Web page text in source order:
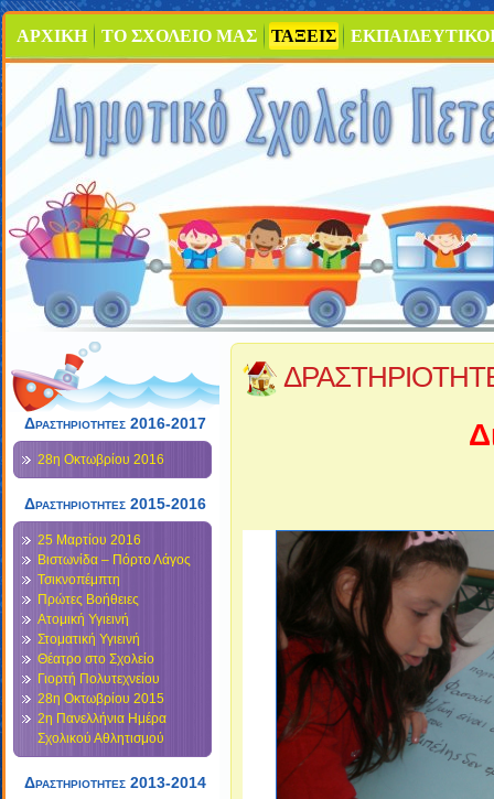
ΑΡΧΙΚΗ ΤΟ ΣΧΟΛΕΙΟ ΜΑΣ ΤΑΞΕΙΣ
Δραστηριότητες 2016-2017
28η Οκτωβρίου 2016
Δραστηριότητες 2015-2016
25 Μαρτίου 2016
Βιστωνίδα – Πόρτο Λάγος
Τσικνοπέμπτη
Πρώτες Βοήθειες
Ατομική Υγιεινή
Στοματική Υγιεινή
Θέατρο στο Σχολείο
Γιορτή Πολυτεχνείου
28η Οκτωβρίου 2015
2η Πανελλήνια Ημέρα
Σχολικού Αθλητισμού
Δραστηριότητες 2013-2014